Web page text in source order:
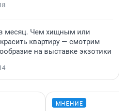
месяц. Чем хищным или
квартиру — смотрим
на выставке экзотики
МНЕНИЕ